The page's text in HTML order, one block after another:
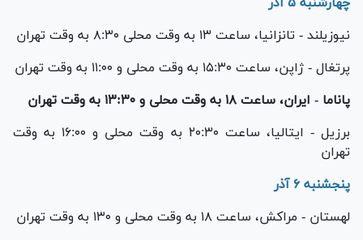
نیوزیلند - تانزانیا، ساعت ۱۳ به وقت محلی ۸:۳۰ به وقت تهران
پرتغال - ژاپن، ساعت ۱۵:۳۰ به وقت محلی و ۱۱:۰۰ به وقت تهران
پاناما - ایران، ساعت ۱۸ به وقت محلی و ۱۳:۳۰ به وقت تهران
برزیل - ایتالیا، ساعت ۲۰:۳۰ به وقت محلی و ۱۶:۰۰ به وقت
تهران
پنجشنبه ۶ آذر
لهستان - مراکش، ساعت ۱۸ به وقت محلی و ۱۳۰ به وقت تهران